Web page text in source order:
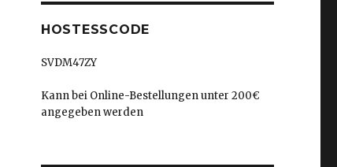
HOSTESSCODE
SVDM47ZY
Kann bei Online-Bestellungen unter 200€
angegeben werden